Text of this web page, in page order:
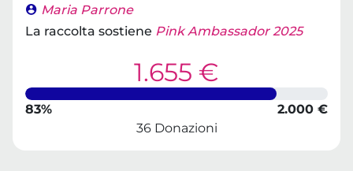
Maria Parrone
La raccolta sostiene Pink Ambassador 2025
1.655 €
83%
2.000 €
36 Donazioni